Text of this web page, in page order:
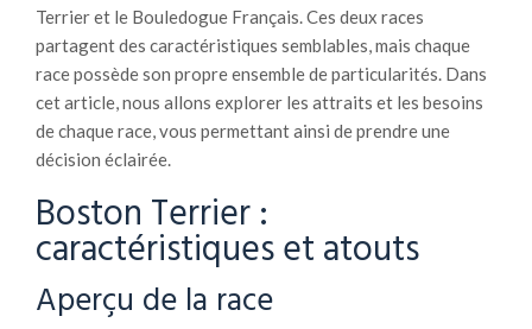
Terrier et le Bouledogue Français. Ces deux races
partagent des caractéristiques semblables, mais chaque
race possède son propre ensemble de particularités. Dans
cet article, nous allons explorer les attraits et les besoins
de chaque race, vous permettant ainsi de prendre une
décision éclairée.
Boston Terrier :
caractéristiques et atouts
Aperçu de la race